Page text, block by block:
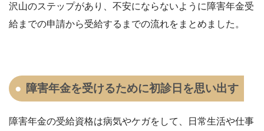
沢山のステップがあり、不安にならないように障害年金受
給までの申請から受給するまでの流れをまとめました。
障害年金を受けるために初診日を思い出す
障害年金の受給資格は病気やケガをして
、日常生活や仕事